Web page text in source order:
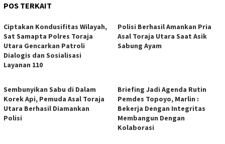
POS TERKAIT
Ciptakan Kondusifitas Wilayah,
Sat Samapta Polres Toraja
Utara Gencarkan Patroli
Dialogis dan Sosialisasi
Layanan 110
Polisi Berhasil Amankan Pria
Asal Toraja Utara Saat Asik
Sabung Ayam
Sembunyikan Sabu di Dalam
Korek Api, Pemuda Asal Toraja
Utara Berhasil Diamankan
Polisi
Briefing Jadi Agenda Rutin
Pemdes Topoyo, Marlin :
Bekerja Dengan Integritas
Membangun Dengan
Kolaborasi